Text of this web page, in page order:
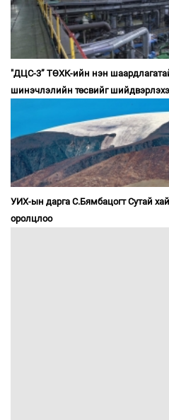
"ДЦС-3” ТӨХК-ийн нэн
шинэчлэлийн төсвийг
УИХ-ын дарга С.Бямбацогт Сутай
оролцлоо